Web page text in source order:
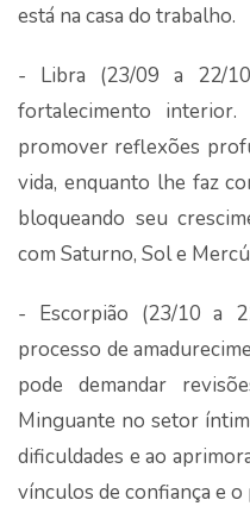
está na casa do trabalho.
- Libra (23/09 a 22/
fortalecimento
promover reflexões
vida, enquanto lhe faz
bloqueando seu
com Saturno, Sol e
- Escorpião (23/10 a
processo de
pode demandar
Minguante no setor
dificuldades e ao
vínculos de confiança e